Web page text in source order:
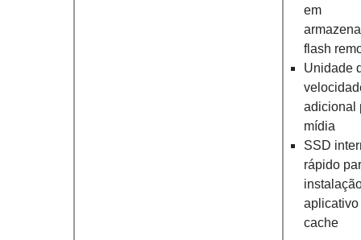
em
flash
Unidade
adicional
mídia
SSD
rápido
aplicativo
cache